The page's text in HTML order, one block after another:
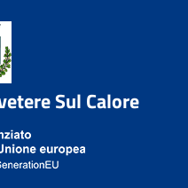
Sul Calore